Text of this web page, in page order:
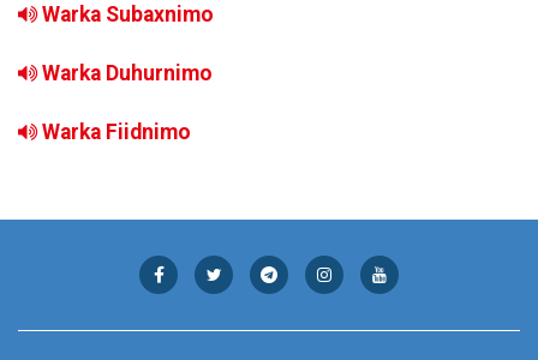
Warka Subaxnimo
Warka Duhurnimo
Warka Fiidnimo